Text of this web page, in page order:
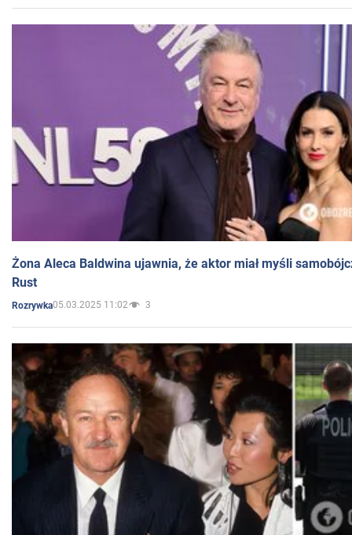
Żona Aleca Baldwina ujawnia, że aktor miał myśli
Rust
Rozrywka05.03.2025 11:02 3